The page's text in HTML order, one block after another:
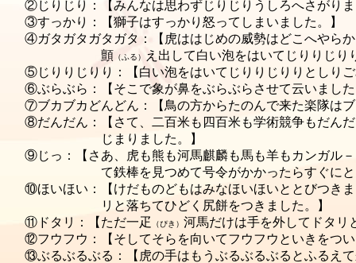
②じりじり：【みんなは思わずじりじりうしろへさがり
③すっかり：【獅子はすっかり怒ってしまいました。】
④ガタガタガタガタ：【虎ははじめの威勢はどこへやら
顫 （ふる）
え出して白い泡をはいてじりりじ
⑤じりりじりり：【白い泡をはいてじりりじりりとしり
⑥ぶらぶら：【そこで象が鼻をぶらぶらさせて云いまし
⑦ブカブカどんどん：【鳥の方からたのんで来た楽隊は
⑧だんだん：【さて、二百米も四百米も学術競争もだん
じまりました。】
⑨じっ：【さあ、虎も熊も河馬麒麟も馬も羊もカンガル
て鉄棒を見つめて号令がかかったらすぐにとり
⑩ほいほい：【けだものどもはみなほいほいととびつき
リと落ちてひどく尻餅をつきました。】
⑪ドタリ：【ただ一疋
（ぴき） 河馬だけは手を外してドタリ
⑫フウフウ：【そしてそらを向いてフウフウといきをつ
⑬ぶるぶるぶる：【虎の手はもうぶるぶるぶるとふるえ